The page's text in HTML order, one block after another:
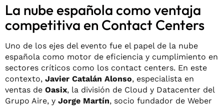
La nube española como ventaja
competitiva en Contact Centers
Uno de los ejes del evento fue el papel de la nube
española como motor de eficiencia y cumplimiento en
sectores críticos como los contact centers. En este
contexto, Javier Catalán Alonso, especialista en
ventas de Oasix, la división de Cloud y Datacenter del
Grupo Aire, y Jorge Martín, socio fundador de Weber